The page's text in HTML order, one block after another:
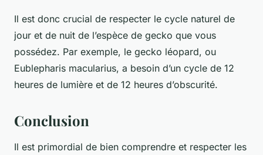
Il est donc crucial de respecter le cycle naturel de
jour et de nuit de l’espèce de gecko que vous
possédez. Par exemple, le gecko léopard, ou
Eublepharis macularius, a besoin d’un cycle de 12
heures de lumière et de 12 heures d’obscurité.
Conclusion
Il est primordial de bien comprendre et respecter les